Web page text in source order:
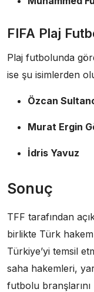
FIFA Plaj
Plaj futbolunda
ise şu isimlerden
Özcan
Murat Ergin
İdris Yavuz
Sonuç
TFF tarafından
birlikte Türk
Türkiye’yi temsil
saha hakemleri,
futbolu